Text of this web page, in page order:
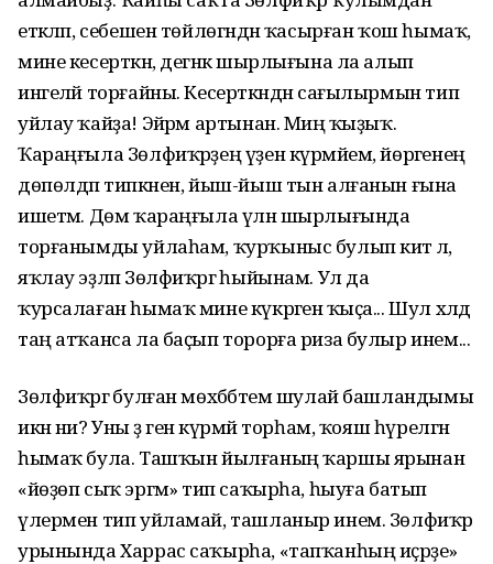
етәкләп, себешен төйлөгәндән ҡасырған ҡош һымаҡ,
мине кесерткән, дегәнәк шырлығына ла алып
ингеләй торғайны. Кесерткәндән сағылырмын тип
уйлау ҡайҙа! Эйәрәм артынан. Миңә ҡыҙыҡ.
Ҡараңғыла Зөлфиҡәрҙең үҙен күрмәйем, йөрәгенең
дөпөлдәп типкәнен, йыш-йыш тын алғанын ғына
ишетәм. Дөм ҡараңғыла үлән шырлығында
торғанымды уйлаһам, ҡурҡыныс булып китә лә,
яҡлау эҙләп Зөлфиҡәргә һыйынам. Ул да
ҡурсалаған һымаҡ мине күкрәгенә ҡыҫа... Шул хәлдә
таң атҡанса ла баҫып торорға риза булыр инем...
Зөлфиҡәргә булған мөхәббәтем шулай башландымы
икән ни? Уны әҙ генә күрмәй торһам, ҡояш һүрелгән
һымаҡ була. Ташҡын йылғаның ҡаршы ярынан
«йөҙөп сыҡ эргәмә» тип саҡырһа, һыуға батып
үлермен тип уйламай, ташланыр инем. Зөлфиҡәр
урынында Харрас саҡырһа, «тапҡанһың иҫәрҙе»